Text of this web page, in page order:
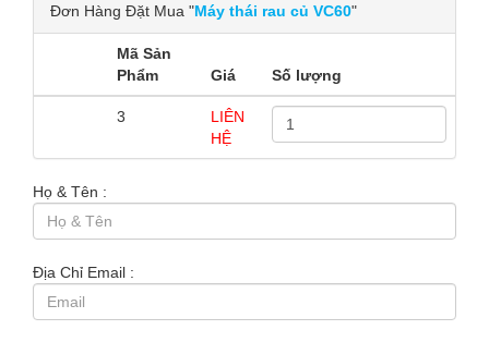
Đơn Hàng Đặt Mua "Máy thái rau củ VC60"
Mã Sản
Phẩm
Giá Số lượng
3
LIÊN
HỆ
Họ & Tên :
Địa Chỉ Email :